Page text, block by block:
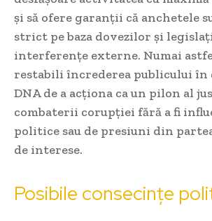
și să ofere garanții că anchetele
strict pe baza dovezilor și
interferențe externe. Numai
restabili încrederea publicului în
DNA de a acționa ca un pilon al
combaterii corupției fără a fi
politice sau de presiuni din
de interese.
Posibile consecințe